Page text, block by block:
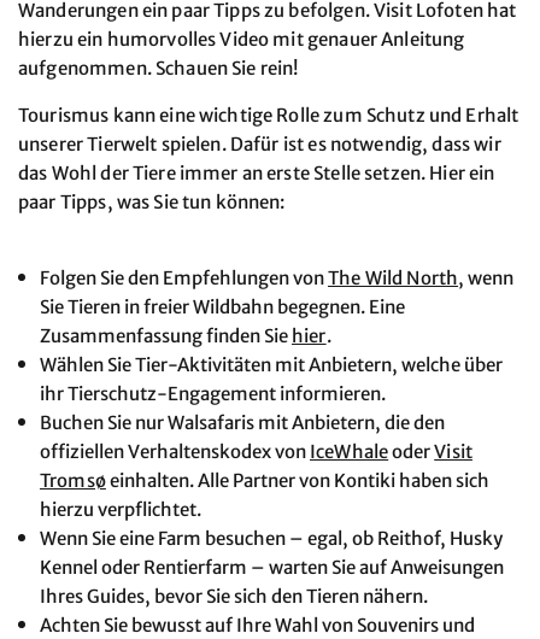
Wanderungen ein paar Tipps zu befolgen. Visit Lofoten hat
hierzu ein humorvolles Video mit genauer Anleitung
aufgenommen. Schauen Sie rein!
Tourismus kann eine wichtige Rolle zum Schutz und Erhalt
unserer Tierwelt spielen. Dafür ist es notwendig, dass wir
das Wohl der Tiere immer an erste Stelle setzen. Hier ein
paar Tipps, was Sie tun können:
Folgen Sie den Empfehlungen vonThe Wild North, wenn
Sie Tieren in freier Wildbahn begegnen. Eine
Zusammenfassung finden Sie hier.
Wählen Sie Tier-Aktivitäten mit Anbietern, welche über
ihr Tierschutz-Engagement informieren.
Buchen Sie nur Walsafaris mit Anbietern, die den
offiziellen Verhaltenskodex von IceWhaleoderVisit
Tromsøeinhalten. Alle Partner von Kontiki haben sich
hierzu verpflichtet.
Wenn Sie eine Farm besuchen – egal, ob Reithof, Husky
Kennel oder Rentierfarm – warten Sie auf Anweisungen
Ihres Guides, bevor Sie sich den Tieren nähern.
Achten Sie bewusst auf Ihre Wahl von Souvenirs und